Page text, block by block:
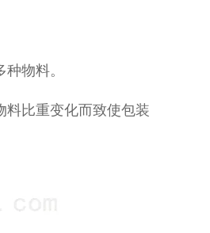
物料。
料比重变化而致使包装